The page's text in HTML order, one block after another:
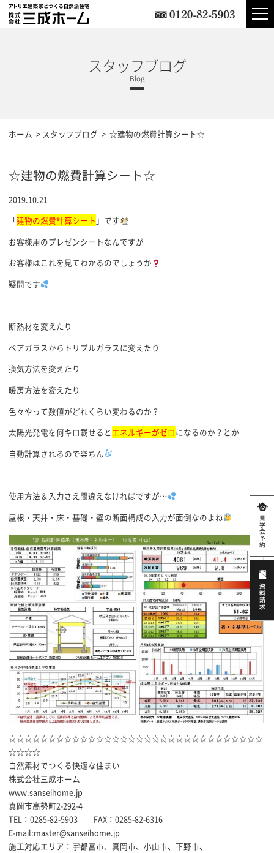
スタッフブログ
ホーム スタッフブログ ☆建物の燃費計算シート☆
☆建物の燃費計算シート☆
2019.10.21
「建物の燃費計算シート 」です
お客様用のプレゼンシートなんですが
お客様はこれを見てわかるのでしょうか
疑問です
断熱材を変えたり
ペアガラスからトリプルガラスに変えたり
換気方法を変えたり
暖房方法を変えたり
色々やって数値がどれくらい変わるのか？
太陽光発電を何キロ載せるとエネルギーがゼロになるのか？とか
自動計算されるので楽ちん
使用方法＆入力さえ間違えなければですが…
屋根・天井・床・基礎・壁の断面構成の入力が面倒なのよね
☆☆☆☆☆☆☆☆☆☆☆☆☆☆☆☆☆☆☆☆☆☆☆☆☆☆☆☆☆☆☆☆
☆☆☆☆
自然素材でつくる快適な住まい
株式会社三成ホーム
www.sanseihome.jp
真岡市高勢町2-292-4
TEL：0285-82-5903 FAX：0285-82-6316
E-mail:master@sanseihome.jp
施工対応エリア：宇都宮市、真岡市、小山市、下野市、